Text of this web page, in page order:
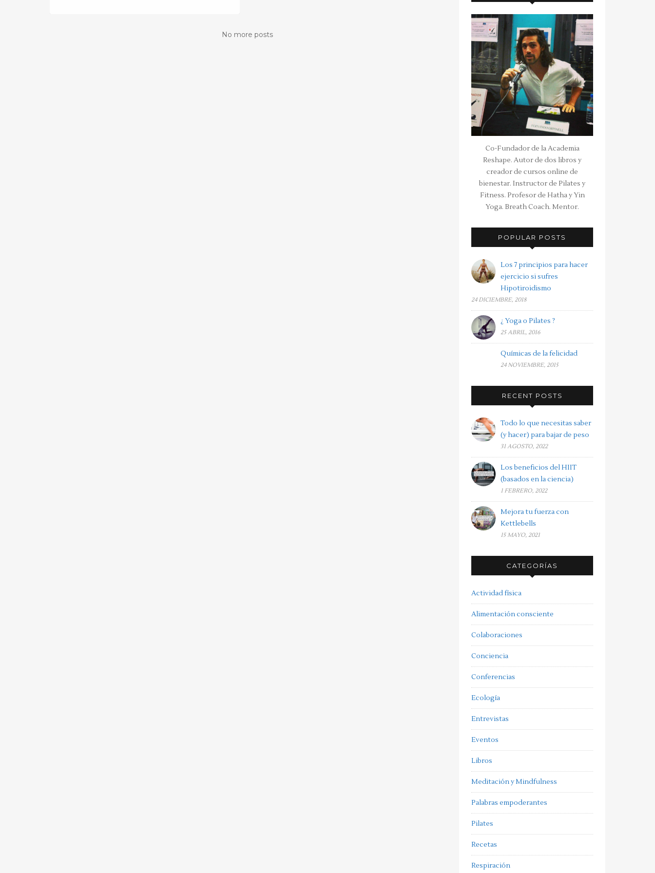
No more posts
Co-Fundador de la Academia
Reshape. Autor de dos libros y
creador de cursos online de
bienestar. Instructor de Pilates y
Fitness. Profesor de Hatha y Yin
Yoga. Breath Coach. Mentor.
POPULAR POSTS
Los 7 principios para hacer
ejercicio si sufres
Hipotiroidismo
24 DICIEMBRE, 2018
¿ Yoga o Pilates ?
25 ABRIL, 2016
Químicas de la felicidad
24 NOVIEMBRE, 2015
RECENT POSTS
Todo lo que necesitas saber
(y hacer) para bajar de peso
31 AGOSTO, 2022
Los beneficios del HIIT
(basados en la ciencia)
1 FEBRERO, 2022
Mejora tu fuerza con
Kettlebells
15 MAYO, 2021
CATEGORÍAS
Actividad física
Alimentación consciente
Colaboraciones
Conciencia
Conferencias
Ecología
Entrevistas
Eventos
Libros
Meditación y Mindfulness
Palabras empoderantes
Pilates
Recetas
Respiración